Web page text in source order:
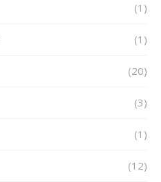
(1)
(1)
(20)
(3)
(1)
(12)